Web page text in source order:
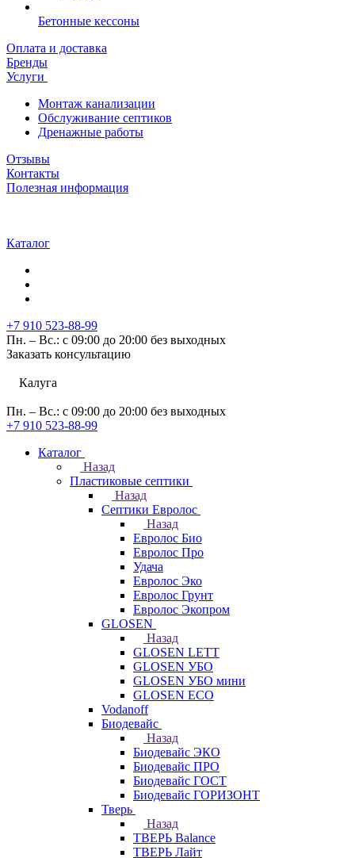
Бетонные кессоны
Оплата и доставка
Бренды
Услуги
Монтаж канализации
Обслуживание септиков
Дренажные работы
Отзывы
Контакты
Полезная информация
Каталог
+7 910 523-88-99
Пн. – Вс.: с 09:00 до 20:00 без выходных
Заказать консультацию
Калуга
Пн. – Вс.: с 09:00 до 20:00 без выходных
+7 910 523-88-99
Каталог
Назад
Пластиковые септики
Назад
Септики Евролос
Назад
Евролос Био
Евролос Про
Удача
Евролос Эко
Евролос Грунт
Евролос Экопром
GLOSEN
Назад
GLOSEN LETT
GLOSEN УБО
GLOSEN УБО мини
GLOSEN ECO
Vodanoff
Биодевайс
Назад
Биодевайс ЭКО
Биодевайс ПРО
Биодевайс ГОСТ
Биодевайс ГОРИЗОНТ
Тверь
Назад
ТВЕРЬ Balance
ТВЕРЬ Лайт